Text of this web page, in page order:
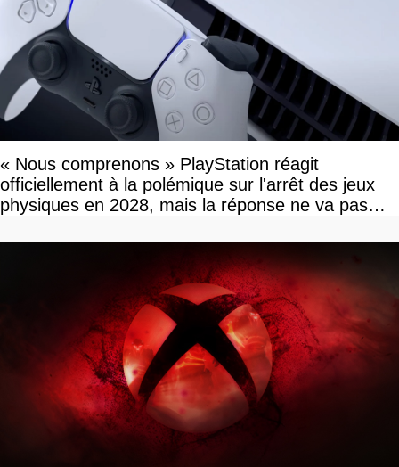
« Nous comprenons » PlayStation réagit
officiellement à la polémique sur l'arrêt des jeux
physiques en 2028, mais la réponse ne va pas